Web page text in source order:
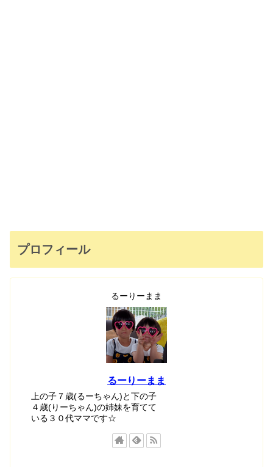
プロフィール
るーりーまま
るーりーまま
上の子７歳(るーちゃん)と下の子
４歳(りーちゃん)の姉妹を育てて
いる３０代ママです☆